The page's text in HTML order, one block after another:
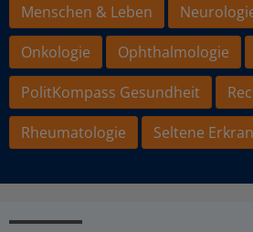
Menschen & Leben
Onkologie
Ophthalmologie
PolitKompass Gesundheit
Rheumatologie
Seltene